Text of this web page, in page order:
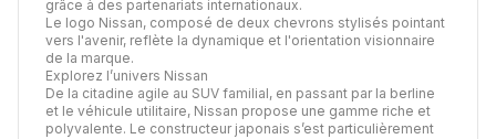
grâce à des partenariats internationaux.
Le logo Nissan, composé de deux chevrons stylisés pointant
vers l'avenir, reflète la dynamique et l'orientation visionnaire
de la marque.
Explorez l’univers Nissan
De la citadine agile au SUV familial, en passant par la berline
et le véhicule utilitaire, Nissan propose une gamme riche et
polyvalente. Le constructeur japonais s’est particulièrement